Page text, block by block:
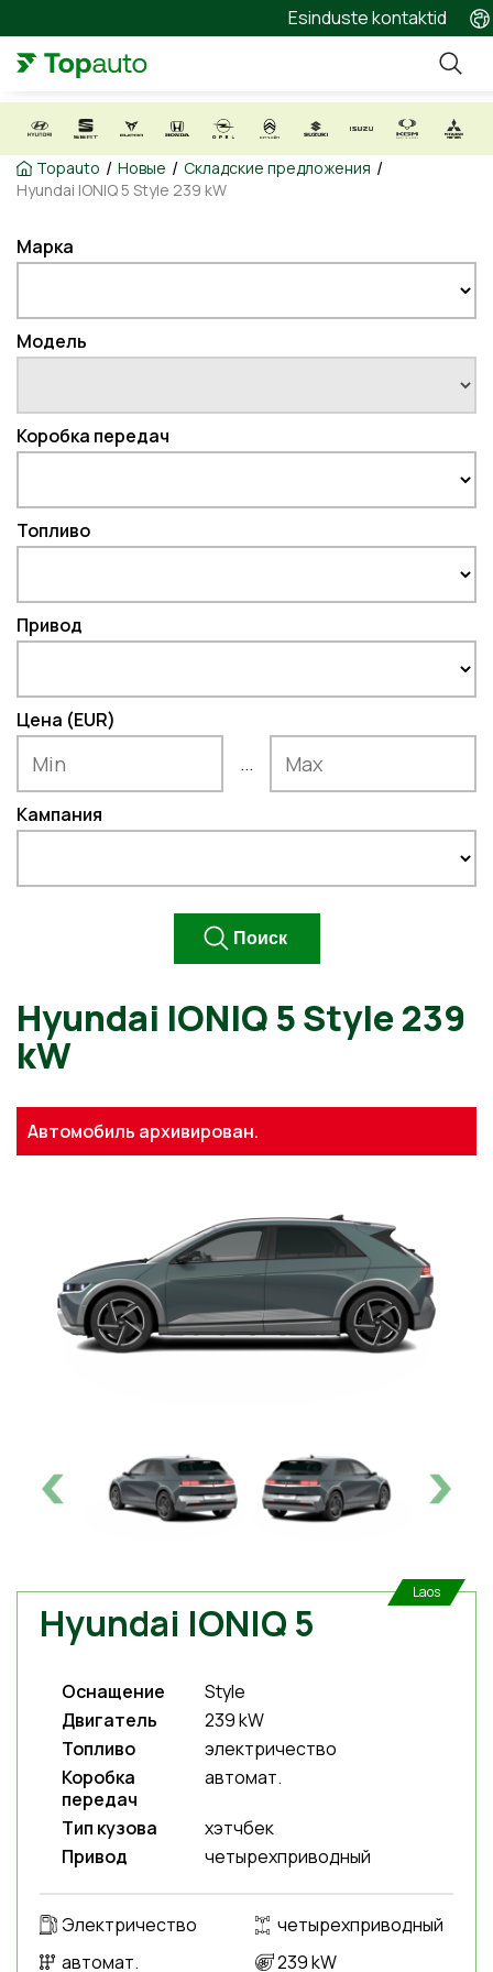
Esinduste kontaktid
Topauto / Новые / Складские предложения /
Hyundai IONIQ 5 Style 239 kW
Марка
Модель
Коробка передач
Топливо
Привод
Цена (EUR)
...
Кампания
Hyundai IONIQ 5 Style 239
kW
Автомобиль архивирован.
Hyundai IONIQ 5
Laos
Оснащение
Style
Двигатель
239 kW
Топливо
электричество
Коробка
передач
автомат.
Тип кузова
хэтчбек
Привод
четырехприводный
Электричество
автомат.
четырехприводный
239 kW